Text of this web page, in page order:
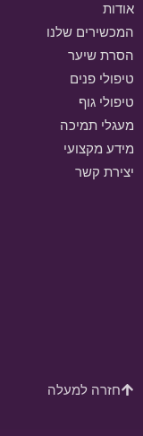
אודות
המכשירים שלנו
הסרת שיער
טיפולי פנים
טיפולי גוף
מעגלי תמיכה
מידע מקצועי
יצירת קשר
חזרה למעלה